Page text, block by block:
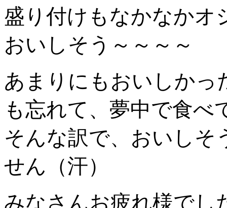
盛り付けもなかなかオ
おいしそう～～～～
あまりにもおいしかっ
も忘れて、夢中で食べ
そんな訳で、おいしそ
せん（汗）
みなさんお疲れ様でし